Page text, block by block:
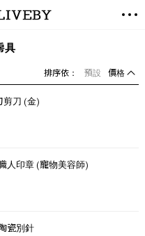
具
排序依： 預設 價格
剪刀 (金)
人印章 (寵物美容師)
瓷別針